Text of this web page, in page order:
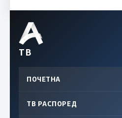
ТВ
ПОЧЕТНА
ТВ РАСПОРЕД